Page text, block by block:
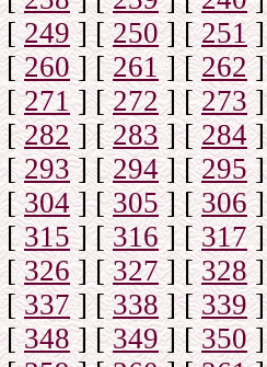
[249] [250] [251]
[260] [261] [262]
[271] [272] [273]
[282] [283] [284]
[293] [294] [295]
[304] [305] [306]
[315] [316] [317]
[326] [327] [328]
[337] [338] [339]
[348] [349] [350]